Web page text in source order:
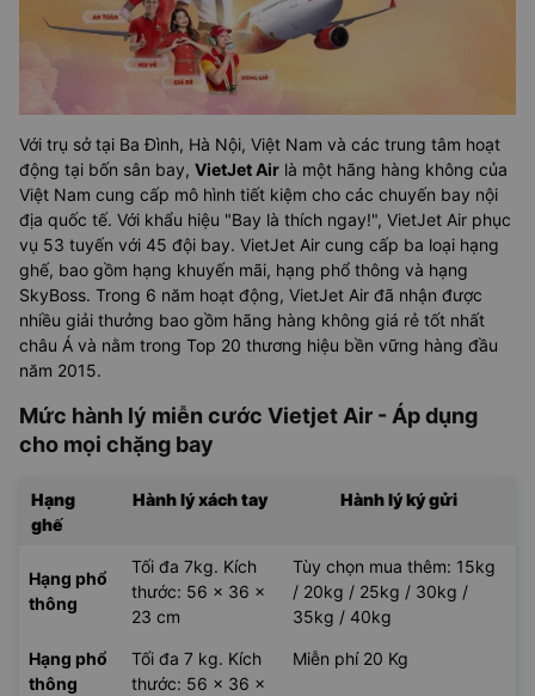
Với trụ sở tại Ba Đình, Hà Nội, Việt Nam và các trung tâm hoạt
động tại bốn sân bay, VietJet Air là một hãng hàng không của
Việt Nam cung cấp mô hình tiết kiệm cho các chuyến bay nội
địa quốc tế. Với khẩu hiệu "Bay là thích ngay!", VietJet Air phục
vụ 53 tuyến với 45 đội bay. VietJet Air cung cấp ba loại hạng
ghế, bao gồm hạng khuyến mãi, hạng phổ thông và hạng
SkyBoss. Trong 6 năm hoạt động, VietJet Air đã nhận được
nhiều giải thưởng bao gồm hãng hàng không giá rẻ tốt nhất
châu Á và nằm trong Top 20 thương hiệu bền vững hàng đầu
năm 2015.
Mức hành lý miễn cước Vietjet Air - Áp dụng
cho mọi chặng bay
Hạng
ghế
Hành lý xách tay Hành lý ký gửi
Hạng phổ
thông
Tối đa 7kg. Kích
thước: 56 x 36 x
23 cm
Tùy chọn mua thêm: 15kg
/ 20kg / 25kg / 30kg /
35kg / 40kg
Hạng phổ
thông
Tối đa 7 kg. Kích
thước: 56 x 36 x
Miễn phí 20 Kg